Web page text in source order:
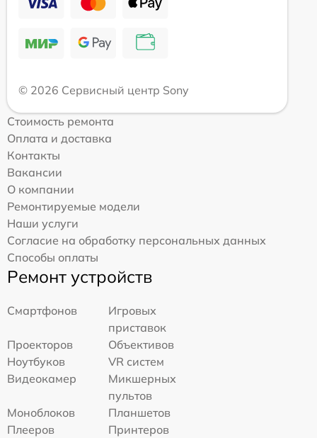
© 2026 Сервисный центр Sony
Стоимость ремонта
Оплата и доставка
Контакты
Вакансии
О компании
Ремонтируемые модели
Наши услуги
Согласие на обработку персональных данных
Способы оплаты
Ремонт устройств
Смартфонов
Игровых
приставок
Проекторов
Объективов
Ноутбуков
VR систем
Видеокамер
Микшерных
пультов
Моноблоков
Планшетов
Плееров
Принтеров